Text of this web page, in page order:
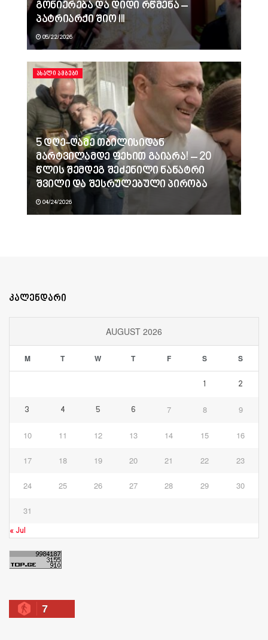
გონიერება და დიდი რწმენა –
პატრიარქი შიო III
05/22/2026
ᲐᲮᲐᲚᲘ ᲐᲛᲑᲔᲑᲘ
5 დღე-ღამე თბილისიდან
მარტვილამდე ფეხით გაიარა! – 20
წლის შემდეგ შეძენილი ნანატრი
შვილი და შესრულებული პირობა
04/24/2026
კალენდარი
AUGUST 2026
M T W T F S S
1 2
3 4 5 6 7 8 9
10 11 12 13 14 15 16
17 18 19 20 21 22 23
24 25 26 27 28 29 30
31
« Jul
7